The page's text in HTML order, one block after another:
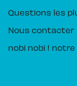
Questions les
Nous contacter
nobi nobi !